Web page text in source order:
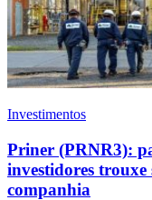
Investimentos
Priner (PRNR3):
investidores trouxe
companhia